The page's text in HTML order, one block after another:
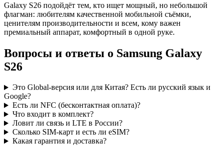
Galaxy S26 подойдёт тем, кто ищет мощный, но небольшой
флагман: любителям качественной мобильной съёмки,
ценителям производительности и всем, кому важен
премиальный аппарат, комфортный в одной руке.
Вопросы и ответы о Samsung Galaxy
S26
Это Global-версия или для Китая? Есть ли русский язык и
Google?
Есть ли NFC (бесконтактная оплата)?
Что входит в комплект?
Ловит ли связь и LTE в России?
Сколько SIM-карт и есть ли eSIM?
Какая гарантия и доставка?